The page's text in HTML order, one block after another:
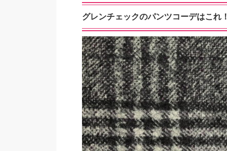
グレンチェックのパンツコーデはこれ！